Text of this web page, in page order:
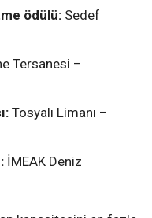
ödülü: Sedef
Tersanesi –
Tosyalı Limanı –
İMEAK Deniz